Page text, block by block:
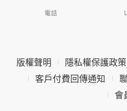
電話
版權聲明 隱私權保護政策
客戶付費回傳通知
會